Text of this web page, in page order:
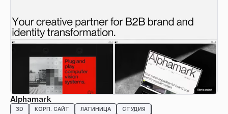
Alphamark
3D КОРП. САЙТ ЛАТИНИЦА СТУДИЯ